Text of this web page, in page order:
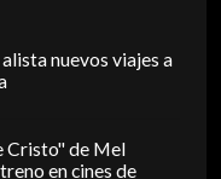
nuevos viajes a
Cristo" de Mel
en cines de